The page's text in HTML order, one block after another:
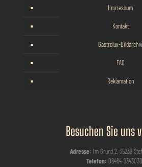
Impressum
Kontakt
Gastrolux-Bildarchiv
FAQ
Reklamation
Besuchen Sie uns
Adresse: Im Grund 2, 35239
Telefon: 06464-9343030